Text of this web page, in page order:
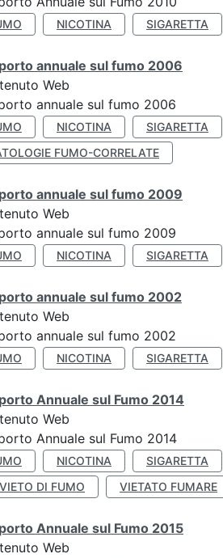
NICOTINA SIGARETTA
annuale sul fumo 2006
Web
annuale sul fumo 2006
NICOTINA SIGARETTA
FUMO-CORRELATE
annuale sul fumo 2009
Web
annuale sul fumo 2009
NICOTINA SIGARETTA
annuale sul fumo 2002
Web
annuale sul fumo 2002
NICOTINA SIGARETTA
Annuale sul Fumo 2014
Web
Annuale sul Fumo 2014
NICOTINA SIGARETTA
DI FUMO
VIETATO FUMARE
Annuale sul Fumo 2015
Web